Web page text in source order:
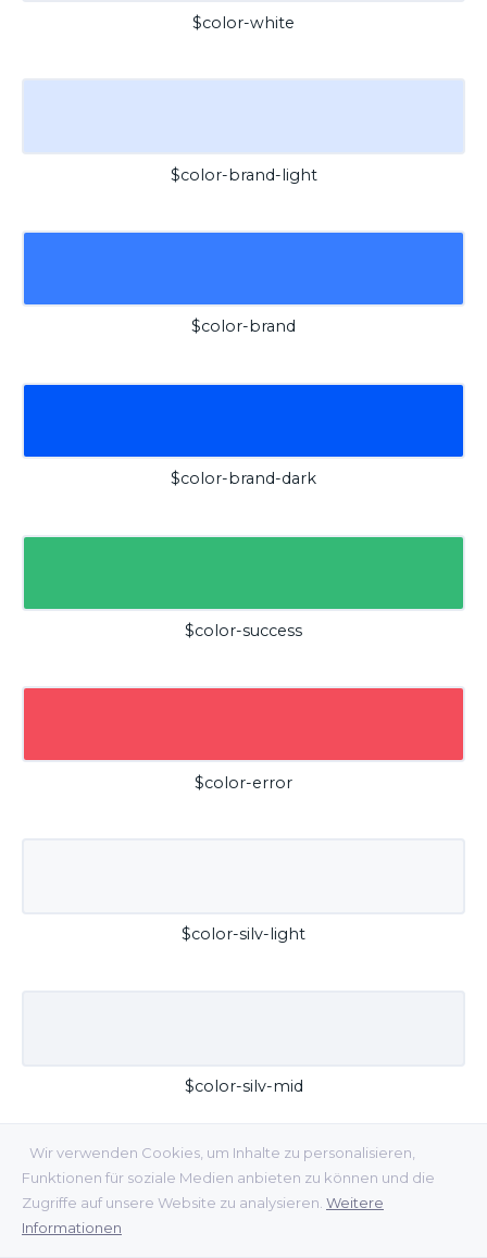
Wir verwenden Cookies, um Inhalte zu personalisieren,
Funktionen für soziale Medien anbieten zu können und die
Zugriffe auf unsere Website zu analysieren. Weitere
Informationen
$color-white
$color-brand-light
$color-brand
$color-brand-dark
$color-success
$color-error
$color-silv-light
$color-silv-mid